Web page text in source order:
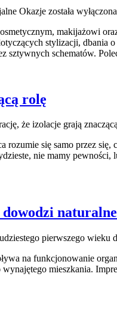
Okazje została wyłączona
makijażowi
stylizacji,
sztywnych schematów.
rolę
że izolacje grają
się samo przez
nie mamy
dowodzi
pierwszego wieku
na funkcjonowanie
mieszkania.